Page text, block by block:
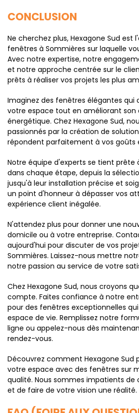
CONCLUSION
Ne cherchez plus, Hexagone Sud est
fenêtres à Sommières sur laquelle
Avec notre expertise, notre
et notre approche centrée sur le
prêts à réaliser vos projets les plus
Imaginez des fenêtres élégantes
votre espace tout en améliorant
énergétique. Chez Hexagone Sud,
passionnés par la création de
répondent parfaitement à vos goûts
Notre équipe d'experts se tient
dans chaque étape, depuis la
jusqu'à leur installation précise et
un point d'honneur à dépasser vos
expérience client inégalée.
N'attendez plus pour donner une
domicile ou à votre entreprise.
aujourd'hui pour discuter de vos
Sommières. Laissez-nous mettre
notre passion au service de votre
Chez Hexagone Sud, nous croyons
compte. Faites confiance à notre
pour des fenêtres exceptionnelles
espace de vie. Remplissez notre
ligne ou appelez-nous dès
rendez-vous.
Découvrez comment Hexagone Sud
votre espace avec des fenêtres sur
qualité. Nous sommes impatients de
et de faire de votre vision une réalité.